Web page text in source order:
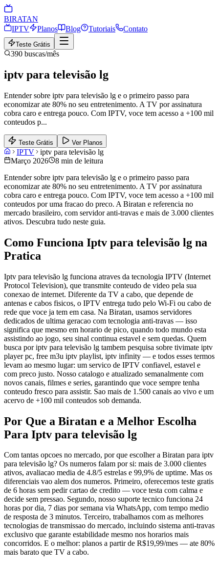
BIRATAN
IPTV
Planos Blog Tutoriais Contato
Teste Grátis
390 buscas/mês
iptv para televisão lg
Entender sobre iptv para televisão lg e o primeiro passo para
economizar ate 80% no seu entretenimento. A TV por assinatura
cobra caro e entrega pouco. Com IPTV, voce tem acesso a +100 mil
conteudos p...
Teste Grátis Ver Planos
IPTV
iptv para televisão lg
Março 2026
8 min de leitura
Entender sobre iptv para televisão lg e o primeiro passo para
economizar ate 80% no seu entretenimento. A TV por assinatura
cobra caro e entrega pouco. Com IPTV, voce tem acesso a +100 mil
conteudos por uma fracao do preco. A Biratan e referencia no
mercado brasileiro, com servidor anti-travas e mais de 3.000 clientes
ativos. Descubra tudo neste guia.
Como Funciona Iptv para televisão lg na
Pratica
Iptv para televisão lg funciona atraves da tecnologia IPTV (Internet
Protocol Television), que transmite conteudo de video pela sua
conexao de internet. Diferente da TV a cabo, que depende de
antenas e cabos fisicos, o IPTV entrega tudo pelo Wi-Fi ou cabo de
rede que voce ja tem em casa. Na Biratan, usamos servidores
dedicados de ultima geracao com tecnologia anti-travas — isso
significa que mesmo em horario de pico, quando todo mundo esta
assistindo ao jogo, seu sinal continua estavel e sem quedas. Quem
busca por iptv para televisão lg tambem pesquisa sobre tivimate iptv
player pc, free m3u iptv playlist, iptv infinity — e todos esses termos
levam ao mesmo lugar: um servico de IPTV confiavel, estavel e
com preco justo. Nosso catalogo e atualizado semanalmente com
novos canais, filmes e series, garantindo que voce sempre tenha
conteudo fresco para assistir. Sao mais de 1.500 canais ao vivo e um
acervo de +100 mil conteudos sob demanda.
Por Que a Biratan e a Melhor Escolha
Para Iptv para televisão lg
Com tantas opcoes no mercado, por que escolher a Biratan para iptv
para televisão lg? Os numeros falam por si: mais de 3.000 clientes
ativos, avaliacao media de 4.8/5 estrelas e 99,9% de uptime. Mas os
diferenciais vao alem dos numeros. Primeiro, oferecemos teste gratis
de 6 horas sem pedir cartao de credito — voce testa com calma e
decide sem pressao. Segundo, nosso suporte tecnico funciona 24
horas por dia, 7 dias por semana via WhatsApp, com tempo medio
de resposta de 3 minutos. Terceiro, trabalhamos com as melhores
tecnologias de transmissao do mercado, incluindo sistema anti-travas
exclusivo que garante estabilidade mesmo nos horarios mais
concorridos. E o melhor: planos a partir de R$19,99/mes — ate 80%
mais barato que TV a cabo.